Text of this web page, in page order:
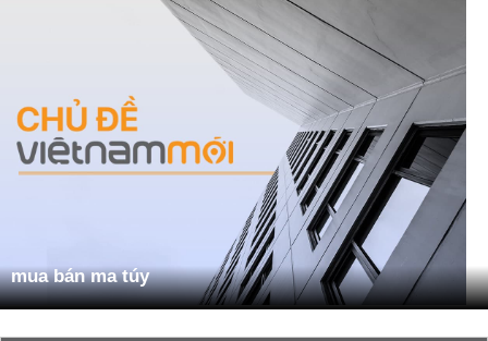
mua bán ma túy